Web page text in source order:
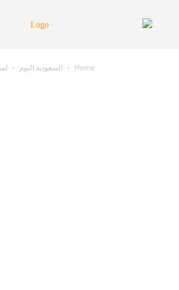
Home السعودية اليوم